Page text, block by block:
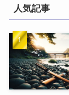
人気記事